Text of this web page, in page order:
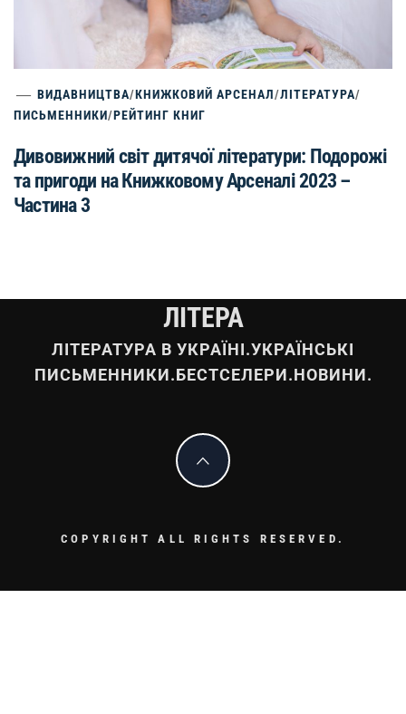
ВИДАВНИЦТВА/КНИЖКОВИЙ АРСЕНАЛ/ЛІТЕРАТУРА/
ПИСЬМЕННИКИ/РЕЙТИНГ КНИГ
Дивовижний світ дитячої літератури: Подорожі
та пригоди на Книжковому Арсеналі 2023 –
Частина 3
ЛІТЕРА
ЛІТЕРАТУРА В УКРАЇНІ.УКРАЇНСЬКІ
ПИСЬМЕННИКИ.БЕСТСЕЛЕРИ.НОВИНИ.
COPYRIGHT ALL RIGHTS RESERVED.